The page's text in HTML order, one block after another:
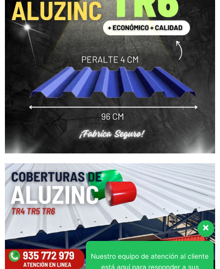
Nuestro equipo de atención al cliente
está aquí para responder a sus